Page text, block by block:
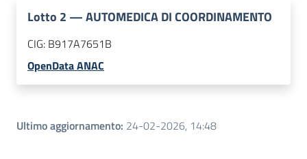
Lotto 2 —AUTOMEDICA DI COORDINAMENTO
CIG: B917A7651B
OpenData ANAC
Ultimo aggiornamento: 24-02-2026, 14:48